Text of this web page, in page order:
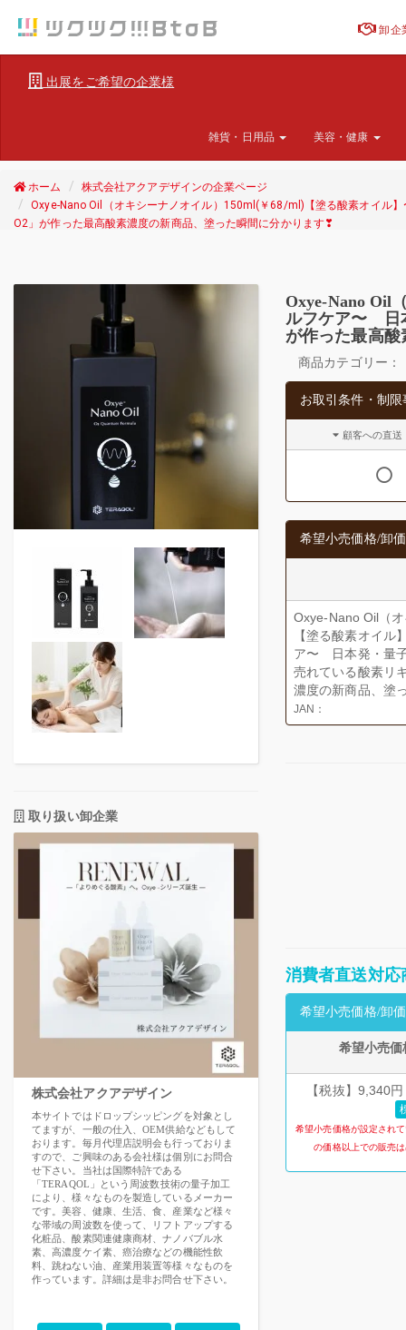
卸企
出展をご希望の企業様
雑貨・日用品 美容・健康
ホーム
株式会社アクアデザインの企業ページ
Oxye-Nano Oil（オキシーナノオイル）150ml(￥68/ml)【塗る酸素オイル
O2」が作った最高酸素濃度の新商品、塗った瞬間に分かります❣
取り扱い卸企業
株式会社アクアデザイン
本サイトではドロップシッピングを対象とし
てますが、一般の仕入、OEM供給などもして
おります。毎月代理店説明会も行っておりま
すので、ご興味のある会社様は個別にお問合
せ下さい。当社は国際特許である
「TERAQOL」という周波数技術の量子加工
により、様々なものを製造しているメーカー
です。美容、健康、生活、食、産業など様々
な帯域の周波数を使って、リフトアップする
化粧品、酸素関連健康商材、ナノバブル水
素、高濃度ケイ素、癌治療などの機能性飲
料、跳ねない油、産業用装置等様々なものを
作っています。詳細は是非お問合せ下さい。
Oxye-Nano Oil
ルフケア〜 日
が作った最高
商品カテゴリー：
お取引条件・制限
顧客への直送
希望小売価格/卸
Oxye-Nano Oil（
【塗る酸素オイル
ア〜 日本発・量
売れている酸素リ
濃度の新商品、塗
JAN：
消費者直送対応
希望小売価格/卸
希望小売価
【税抜】9,340
希望小売価格が設定され
の価格以上での販売